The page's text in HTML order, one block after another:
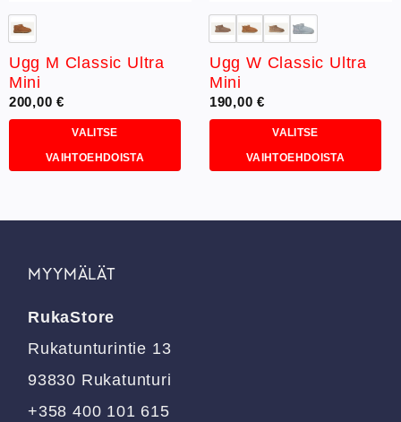
Ugg M Classic Ultra
Mini
200,00€
VALITSE
VAIHTOEHDOISTA
on
Voit
valinnat
sivulla.
Ugg W Classic Ultra
Mini
190,00€
VALITSE
VAIHTOEHDOISTA
on
MYYMÄLÄT
RukaStore
Rukatunturintie 13
93830 Rukatunturi
+358 400 101 615